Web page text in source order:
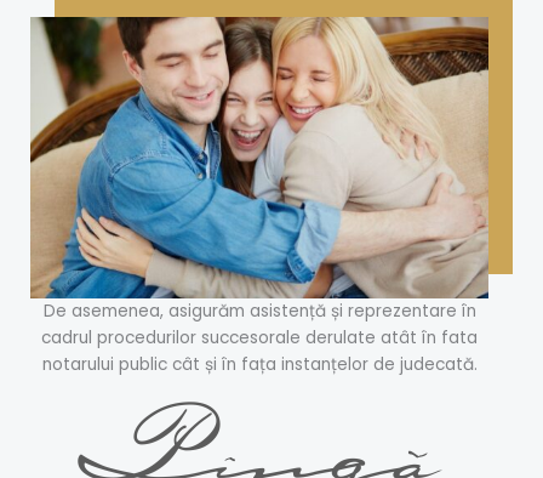
De asemenea, asigurăm asistență și reprezentare în
cadrul procedurilor succesorale derulate atât în fata
notarului public cât și în fața instanțelor de judecată.